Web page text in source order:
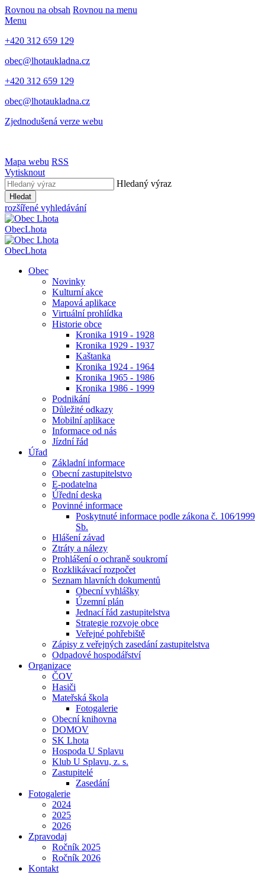
Rovnou na obsah Rovnou na menu
Menu
+420 312 659 129
obec@lhotaukladna.cz
+420 312 659 129
obec@lhotaukladna.cz
Zjednodušená verze webu
Mapa webu RSS
Vytisknout
Hledaný výraz
Hledat
rozšířené vyhledávání
ObecLhota
ObecLhota
Obec
Novinky
Kulturní akce
Mapová aplikace
Virtuální prohlídka
Historie obce
Kronika 1919 - 1928
Kronika 1929 - 1937
Kaštanka
Kronika 1924 - 1964
Kronika 1965 - 1986
Kronika 1986 - 1999
Podnikání
Důležité odkazy
Mobilní aplikace
Informace od nás
Jízdní řád
Úřad
Základní informace
Obecní zastupitelstvo
E-podatelna
Úřední deska
Povinné informace
Poskytnuté informace podle zákona č. 106⁄1999
Sb.
Hlášení závad
Ztráty a nálezy
Prohlášení o ochraně soukromí
Rozklikávací rozpočet
Seznam hlavních dokumentů
Obecní vyhlášky
Územní plán
Jednací řád zastupitelstva
Strategie rozvoje obce
Veřejné pohřebiště
Zápisy z veřejných zasedání zastupitelstva
Odpadové hospodářství
Organizace
ČOV
Hasiči
Mateřská škola
Fotogalerie
Obecní knihovna
DOMOV
SK Lhota
Hospoda U Splavu
Klub U Splavu, z. s.
Zastupitelé
Zasedání
Fotogalerie
2024
2025
2026
Zpravodaj
Ročník 2025
Ročník 2026
Kontakt